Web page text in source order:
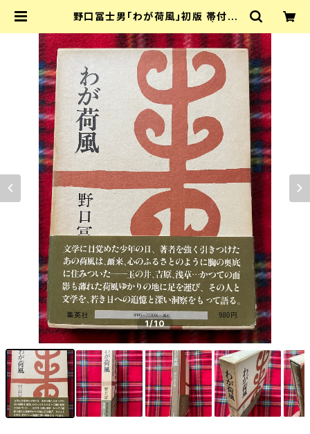
野口冨士男「わが荷風」初版 帯付き
まずる
1/10